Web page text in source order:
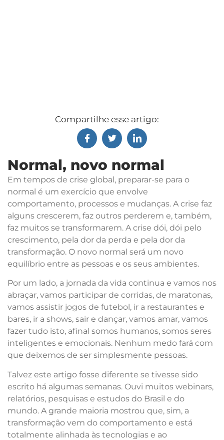
Compartilhe esse artigo:
Normal, novo normal
Em tempos de crise global, preparar-se para o
normal é um exercício que envolve
comportamento, processos e mudanças. A crise faz
alguns crescerem, faz outros perderem e, também,
faz muitos se transformarem. A crise dói, dói pelo
crescimento, pela dor da perda e pela dor da
transformação. O novo normal será um novo
equilíbrio entre as pessoas e os seus ambientes.
Por um lado, a jornada da vida continua e vamos nos
abraçar, vamos participar de corridas, de maratonas,
vamos assistir jogos de futebol, ir a restaurantes e
bares, ir a shows, sair e dançar, vamos amar, vamos
fazer tudo isto, afinal somos humanos, somos seres
inteligentes e emocionais. Nenhum medo fará com
que deixemos de ser simplesmente pessoas.
Talvez este artigo fosse diferente se tivesse sido
escrito há algumas semanas. Ouvi muitos webinars,
relatórios, pesquisas e estudos do Brasil e do
mundo. A grande maioria mostrou que, sim, a
transformação vem do comportamento e está
totalmente alinhada às tecnologias e ao